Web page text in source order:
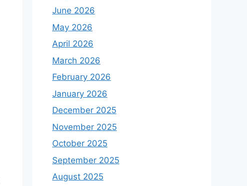
June 2026
May 2026
April 2026
March 2026
February 2026
January 2026
December 2025
November 2025
October 2025
September 2025
August 2025